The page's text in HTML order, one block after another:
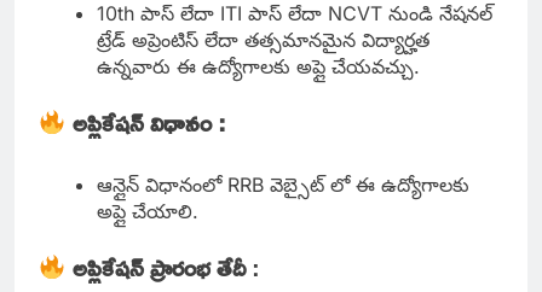
10th పాస్ లేదా ITI పాస్ లేదా NCVT నుండి నేషనల్
ట్రేడ్ అప్రెంటిస్ లేదా తత్సమానమైన విద్యార్హత
ఉన్నవారు ఈ ఉద్యోగాలకు అప్లై చేయవచ్చు.
అప్లికేషన్ విధానం :
ఆన్లైన్ విధానంలో RRB వెబ్సైట్ లో ఈ ఉద్యోగాలకు
అప్లై చేయాలి.
అప్లికేషన్ ప్రారంభ తేదీ: